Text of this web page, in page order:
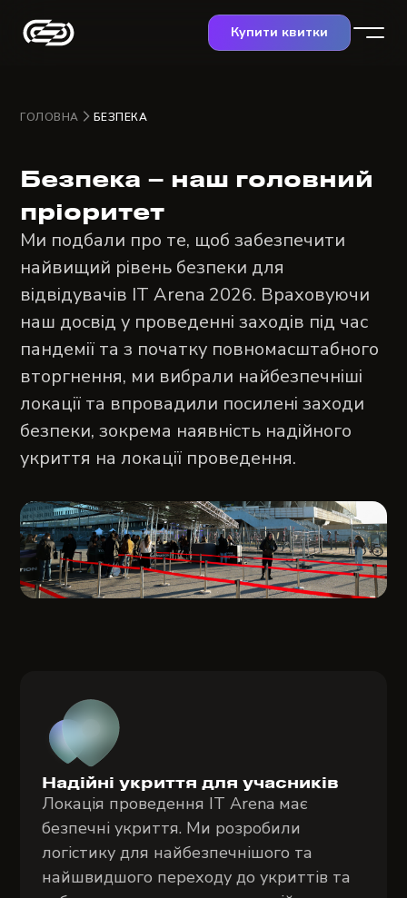
Купити квитки
ГОЛОВНА БЕЗПЕКА
Безпека – наш головний
пріоритет
Ми подбали про те, щоб забезпечити
найвищий рівень безпеки для
відвідувачів IT Arena 2026. Враховуючи
наш досвід у проведенні заходів під час
пандемії та з початку повномасштабного
вторгнення, ми вибрали найбезпечніші
локації та впровадили посилені заходи
безпеки, зокрема наявність надійного
укриття на локації проведення.
Надійні укриття для учасників
Локація проведення IT Arena має
безпечні укриття. Ми розробили
логістику для найбезпечнішого та
найшвидшого переходу до укриттів та